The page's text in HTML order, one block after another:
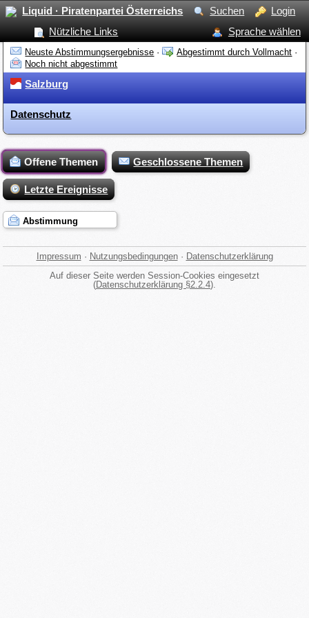
Liquid · Piratenpartei Österreichs Suchen
Login
Nützliche Links
Sprache wählen
Neuste Abstimmungsergebnisse · Abgestimmt durch Vollmacht ·
Noch nicht abgestimmt
Salzburg
Datenschutz
Offene Themen Geschlossene Themen
Letzte Ereignisse
Abstimmung
Impressum · Nutzungsbedingungen· Datenschutzerklärung
Auf dieser Seite werden Session-Cookies eingesetzt
(Datenschutzerklärung §2.2.4).